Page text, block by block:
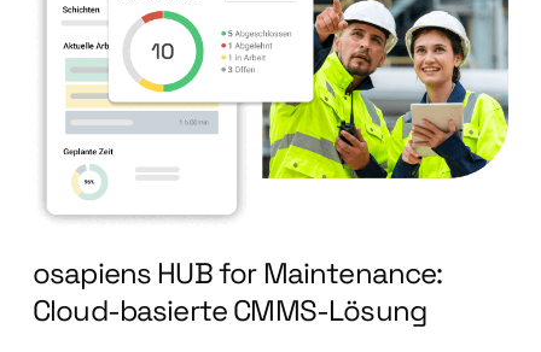
osapiens HUB for Maintenance:
Cloud-basierte CMMS-Lösung